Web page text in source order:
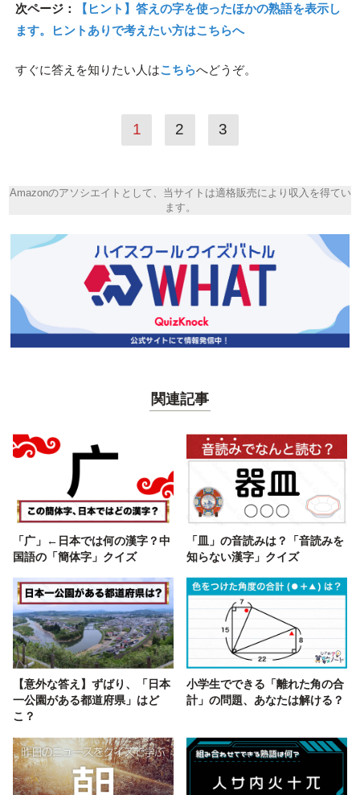
次ページ：
【ヒント】答えの字を使ったほかの熟語を表示し
ます。ヒントありで考えたい方はこちらへ
すぐに答えを知りたい人はこちらへどうぞ。
1 2 3
Amazonのアソシエイトとして、当サイトは適格販売により収入を得てい
ます。
関連記事
「广」←日本では何の漢字？中
国語の「簡体字」クイズ
「皿」の音読みは？「音読みを
知らない漢字」クイズ
【意外な答え】ずばり、「日本
一公園がある都道府県」はど
こ？
小学生でできる「離れた角の合
計」の問題、あなたは解ける？